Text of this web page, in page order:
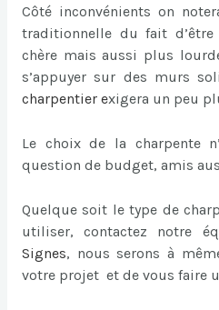
Côté inconvénients on
traditionnelle du fait
chère mais aussi plus
s’appuyer sur des murs
charpentier exigera un peu
Le choix de la charpente
question de budget, amis
Quelque soit le type de
utiliser, contactez notre
Signes, nous serons à
votre projet et de vous faire